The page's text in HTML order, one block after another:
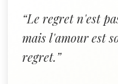
“Le regret n'est
mais l'amour est
regret.”